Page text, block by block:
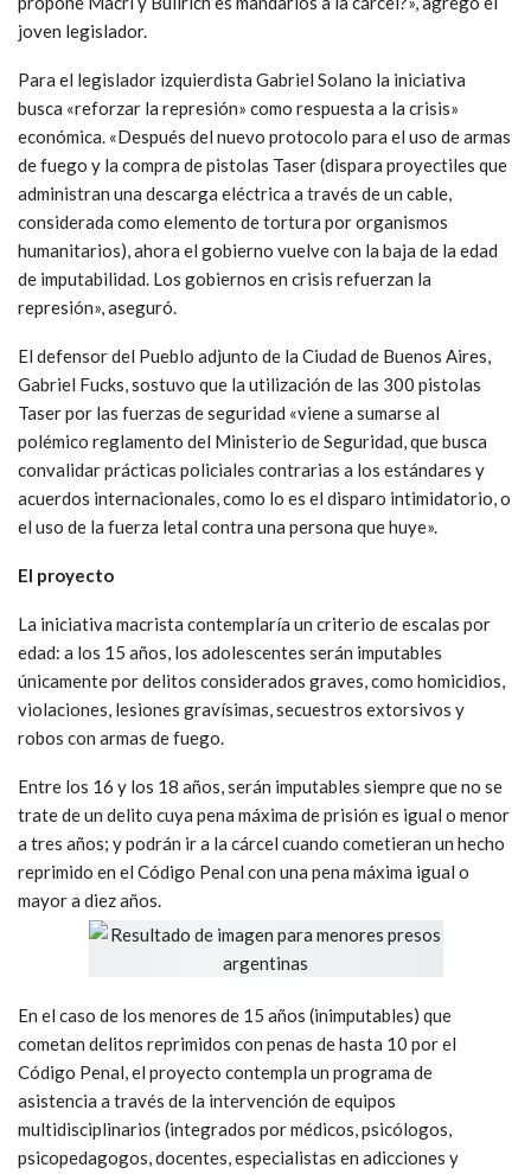
joven legislador.
Para el legislador izquierdista Gabriel Solano la iniciativa
busca «reforzar la represión» como respuesta a la crisis»
económica. «Después del nuevo protocolo para el uso de armas
de fuego y la compra de pistolas Taser (dispara proyectiles que
administran una descarga eléctrica a través de un cable,
considerada como elemento de tortura por organismos
humanitarios), ahora el gobierno vuelve con la baja de la edad
de imputabilidad. Los gobiernos en crisis refuerzan la
represión», aseguró.
El defensor del Pueblo adjunto de la Ciudad de Buenos Aires,
Gabriel Fucks, sostuvo que la utilización de las 300 pistolas
Taser por las fuerzas de seguridad «viene a sumarse al
polémico reglamento del Ministerio de Seguridad, que busca
convalidar prácticas policiales contrarias a los estándares y
acuerdos internacionales, como lo es el disparo intimidatorio, o
el uso de la fuerza letal contra una persona que huye».
El proyecto
La iniciativa macrista contemplaría un criterio de escalas por
edad: a los 15 años, los adolescentes serán imputables
únicamente por delitos considerados graves, como homicidios,
violaciones, lesiones gravísimas, secuestros extorsivos y
robos con armas de fuego.
Entre los 16 y los 18 años, serán imputables siempre que no se
trate de un delito cuya pena máxima de prisión es igual o menor
a tres años; y podrán ir a la cárcel cuando cometieran un hecho
reprimido en el Código Penal con una pena máxima igual o
mayor a diez años.
En el caso de los menores de 15 años (inimputables) que
cometan delitos reprimidos con penas de hasta 10 por el
Código Penal, el proyecto contempla un programa de
asistencia a través de la intervención de equipos
multidisciplinarios (integrados por médicos, psicólogos,
psicopedagogos, docentes, especialistas en adicciones y